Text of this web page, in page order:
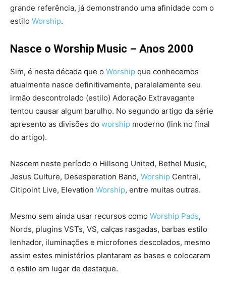
grande referência, já demonstrando uma afinidade com o
estilo Worship.
Nasce o Worship Music – Anos 2000
Sim, é nesta década que o Worship que conhecemos
atualmente nasce definitivamente, paralelamente seu
irmão descontrolado (estilo) Adoração Extravagante
tentou causar algum barulho. No segundo artigo da série
apresento as divisões do worship moderno (link no final
do artigo).
Nascem neste período o Hillsong United, Bethel Music,
Jesus Culture, Desesperation Band, Worship Central,
Citipoint Live, Elevation Worship, entre muitas outras.
Mesmo sem ainda usar recursos como Worship Pads,
Nords, plugins VSTs, VS, calças rasgadas, barbas estilo
lenhador, iluminações e microfones descolados, mesmo
assim estes ministérios plantaram as bases e colocaram
o estilo em lugar de destaque.